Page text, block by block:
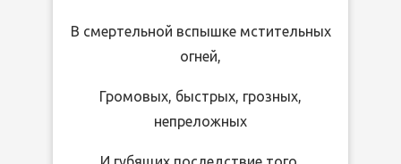
В смертельной вспышке мстительных
огней,
Громовых, быстрых, грозных,
непреложных